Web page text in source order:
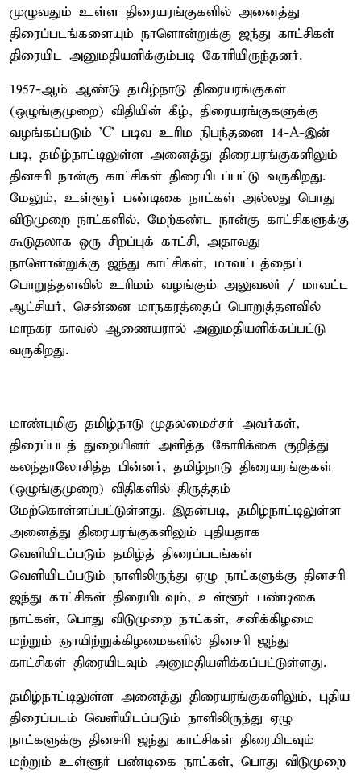
முழுவதும் உள்ள திரையரங்குகளில் அனைத்து
திரைப்படங்களையும் நாளொன்றுக்கு ஜந்து காட்சிகள்
திரையிட அனுமதியளிக்கும்படி கோரியிருந்தனர்.
1957-ஆம் ஆண்டு தமிழ்நாடு திரையரங்குகள்
(ஒழுங்குமுறை) விதியின் கீழ், திரையரங்குகளுக்கு
வழங்கப்படும் 'C' படிவ உரிம நிபந்தனை 14-A-இன்
படி, தமிழ்நாட்டிலுள்ள அனைத்து திரையரங்குகளிலும்
தினசரி நான்கு காட்சிகள் திரையிடப்பட்டு வருகிறது.
மேலும், உள்ளூர் பண்டிகை நாட்கள் அல்லது பொது
விடுமுறை நாட்களில், மேற்கண்ட நான்கு காட்சிகளுக்கு
கூடுதலாக ஒரு சிறப்புக் காட்சி, அதாவது
நாளொன்றுக்கு ஜந்து காட்சிகள், மாவட்டத்தைப்
பொறுத்தளவில் உரிமம் வழங்கும் அலுவலர் / மாவட்ட
ஆட்சியர், சென்னை மாநகரத்தைப் பொறுத்தளவில்
மாநகர காவல் ஆணையரால் அனுமதியளிக்கப்பட்டு
வருகிறது.
மாண்புமிகு தமிழ்நாடு முதலமைச்சர் அவர்கள்,
திரைப்படத் துறையினர் அளித்த கோரிக்கை குறித்து
கலந்தாலோசித்த பின்னர், தமிழ்நாடு திரையரங்குகள்
(ஒழுங்குமுறை) விதிகளில் திருத்தம்
மேற்கொள்ளப்பட்டுள்ளது. இதன்படி, தமிழ்நாட்டிலுள்ள
அனைத்து திரையரங்குகளிலும் புதியதாக
வெளியிடப்படும் தமிழ்த் திரைப்படங்கள்
வெளியிடப்படும் நாளிலிருந்து ஏழு நாட்களுக்கு தினசரி
ஜந்து காட்சிகள் திரையிடவும், உள்ளூர் பண்டிகை
நாட்கள், பொது விடுமுறை நாட்கள், சனிக்கிழமை
மற்றும் ஞாயிற்றுக்கிழமைகளில் தினசரி ஜந்து
காட்சிகள் திரையிடவும் அனுமதியளிக்கப்பட்டுள்ளது.
தமிழ்நாட்டிலுள்ள அனைத்து திரையரங்குகளிலும், புதிய
திரைப்படம் வெளியிடப்படும் நாளிலிருந்து ஏழு
நாட்களுக்கு தினசரி ஜந்து காட்சிகள் திரையிடவும்
மற்றும் உள்ளூர் பண்டிகை நாட்கள், பொது விடுமுறை